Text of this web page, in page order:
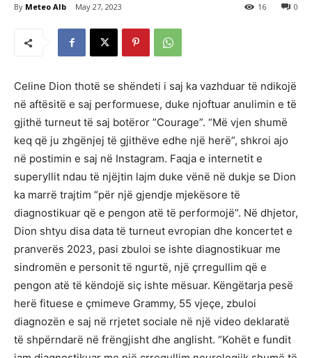
By Meteo Alb May 27, 2023 0
16
Celine Dion thotë se shëndeti i saj ka vazhduar të ndikojë
në aftësitë e saj performuese, duke njoftuar anulimin e të
gjithë turneut të saj botëror ”Courage”. “Më vjen shumë
keq që ju zhgënjej të gjithëve edhe një herë”, shkroi ajo
në postimin e saj në Instagram. Faqja e internetit e
superyllit ndau të njëjtin lajm duke vënë në dukje se Dion
ka marrë trajtim “për një gjendje mjekësore të
diagnostikuar që e pengon atë të performojë”. Në dhjetor,
Dion shtyu disa data të turneut evropian dhe koncertet e
pranverës 2023, pasi zbuloi se ishte diagnostikuar me
sindromën e personit të ngurtë, një çrregullim që e
pengon atë të këndojë siç ishte mësuar. Këngëtarja pesë
herë fituese e çmimeve Grammy, 55 vjeçe, zbuloi
diagnozën e saj në rrjetet sociale në një video deklaratë
të shpërndarë në frëngjisht dhe anglisht. “Kohët e fundit